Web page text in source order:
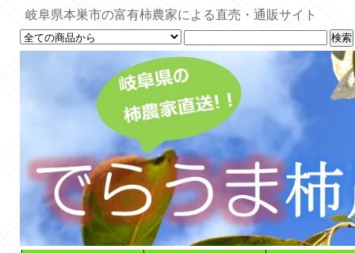
岐阜県本巣市の富有柿農家による直売・通販サイト